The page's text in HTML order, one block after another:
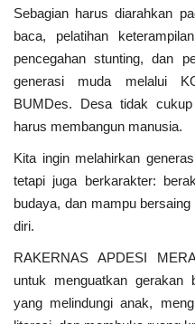
Bisnis
Sosial
Kriminal
Polri
Ekonomi
Sebagian harus diarahkan
baca, pelatihan
pencegahan stunting, dan
generasi muda melalui
BUMDes. Desa tidak
harus membangun manusia.
Kita ingin melahirkan
tetapi juga berkarakter:
budaya, dan mampu
diri.
RAKERNAS APDESI
untuk menguatkan gerakan
yang melindungi anak,